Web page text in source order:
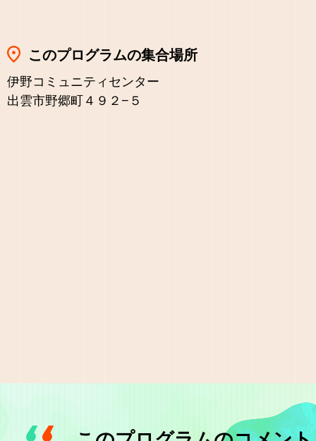
このプログラムの集合場所
伊野コミュニティセンター
出雲市野郷町４９２−５